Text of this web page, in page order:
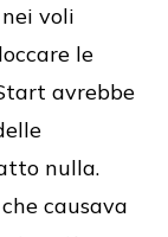
voli
le
avrebbe
nulla.
causava